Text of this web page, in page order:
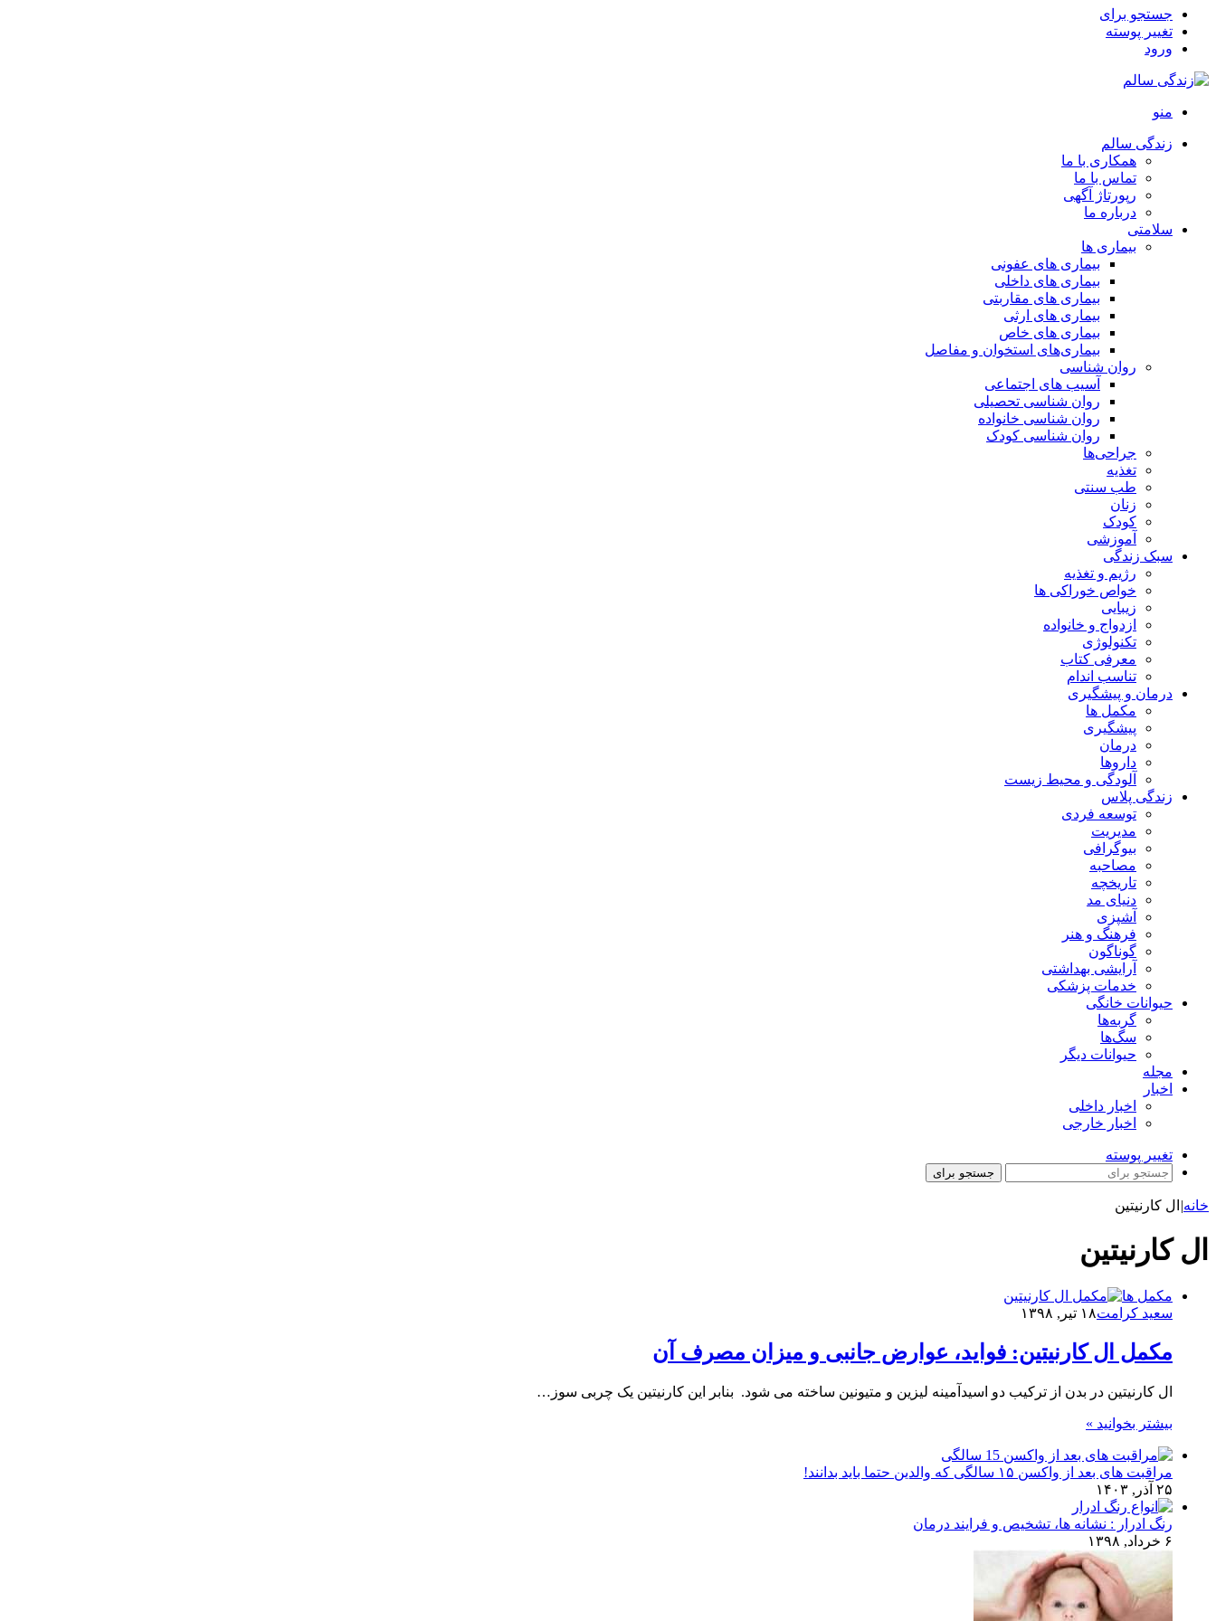
جستجو برای
تغییر پوسته
ورود
منو
زندگی سالم
همکاری با ما
تماس با ما
رپورتاژ آگهی
درباره ما
سلامتی
بیماری ها
بیماری های عفونی
بیماری های داخلی
بیماری های مقاربتی
بیماری های ارثی
بیماری های خاص
بیماری‌های استخوان و مفاصل
روان شناسی
آسیب های اجتماعی
روان شناسی تحصیلی
روان شناسی خانواده
روان شناسی کودک
جراحی‌ها
تغذیه
طب سنتی
زنان
کودک
آموزشی
سبک زندگی
رژیم و تغذیه
خواص خوراکی ها
زیبایی
ازدواج و خانواده
تکنولوژی
معرفی کتاب
تناسب اندام
درمان و پیشگیری
مکمل ها
پیشگیری
درمان
داروها
آلودگی و محیط زیست
زندگی پلاس
توسعه فردی
مدیریت
بیوگرافی
مصاحبه
تاریخچه
دنیای مد
آشپزی
فرهنگ و هنر
گوناگون
آرایشی بهداشتی
خدمات پزشکی
حیوانات خانگی
گربه‌ها
سگ‌ها
حیوانات دیگر
مجله
اخبار
اخبار داخلی
اخبار خارجی
تغییر پوسته
جستجو برای
خانه| ال کارنیتین
ال کارنیتین
مکمل ها
سعید کرامت۱۸ تیر, ۱۳۹۸
مکمل ال کارنیتین: فواید، عوارض جانبی و میزان مصرف آن
ال کارنیتین در بدن از ترکیب دو اسیدآمینه لیزین و متیونین ساخته می شود. بنابر این کارنیتین یک چربی سوز…
بیشتر بخوانید »
مراقبت های بعد از واکسن ۱۵ سالگی که والدین حتما باید بدانند!
۲۵ آذر, ۱۴۰۳
رنگ ادرار : نشانه ها، تشخیص و فرایند درمان
۶ خرداد, ۱۳۹۸